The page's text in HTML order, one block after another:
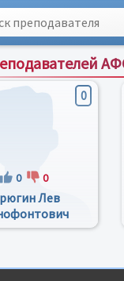
0
0 0
Лев